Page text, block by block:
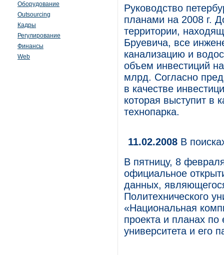
Оборудование
Outsourcing
Кадры
Регулирование
Финансы
Web
Руководство
планами на 2008 г.
территории,
Бруевича, все
канализацию и
объем инвестиций
млрд. Согласно
в качестве
которая выступит в
технопарка.
11.02.2008 В
В пятницу, 8
официальное
данных,
Политехнического
«Национальная
проекта и планах по
университета и его